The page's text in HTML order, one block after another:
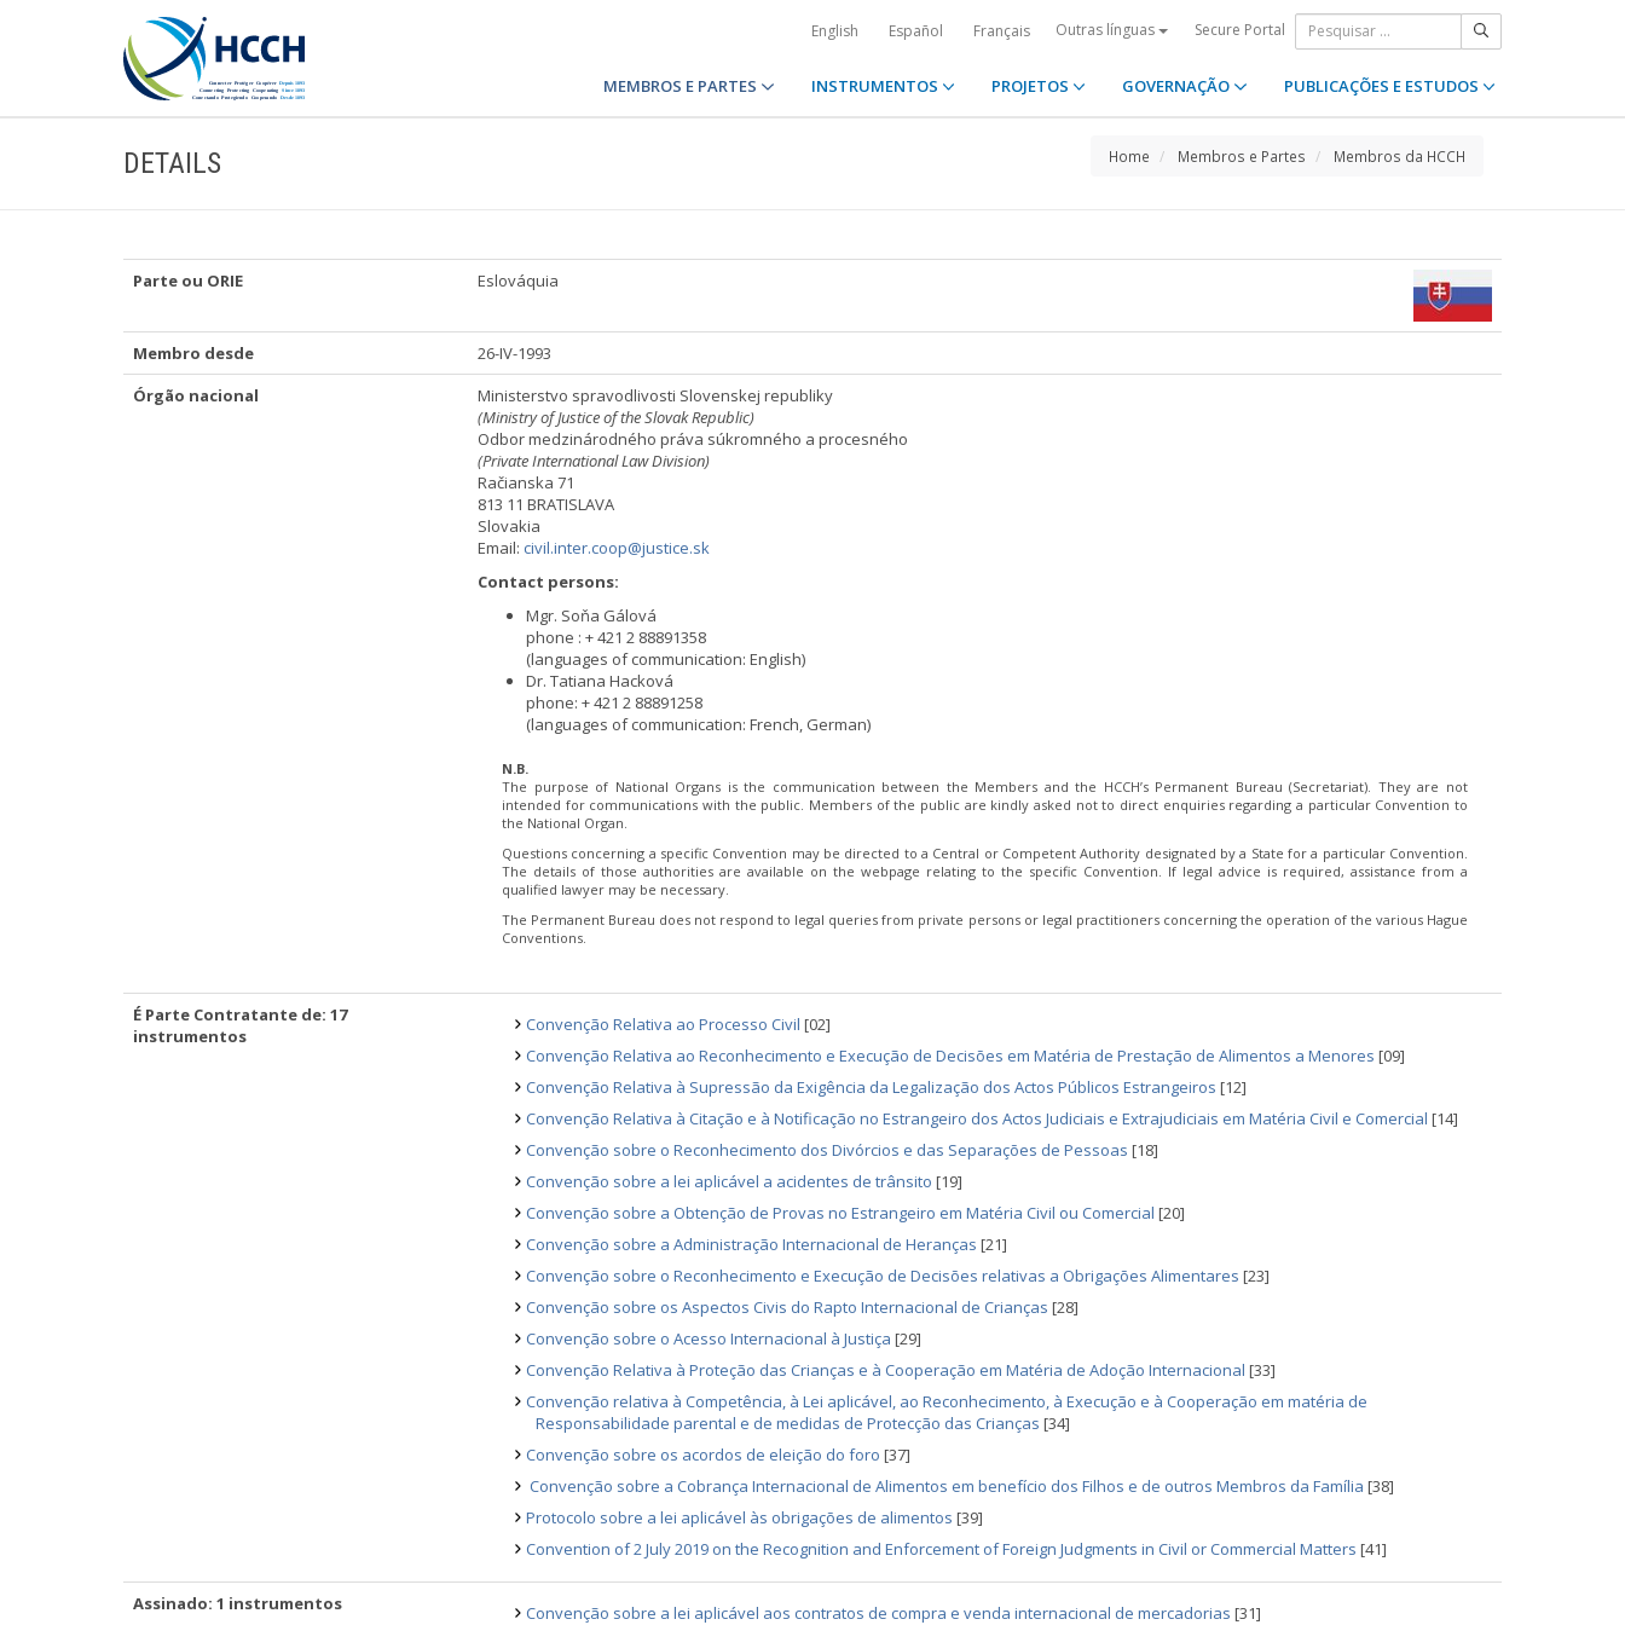
English Español Français Outras línguas Secure Portal
MEMBROS E PARTES INSTRUMENTOS PROJETOS GOVERNAÇÃO PUBLICAÇÕES E ESTUDOS
DETAILS Home Membros e Partes Membros da HCCH
Parte ou ORIE Eslováquia
Membro desde
26-IV-1993
Órgão nacional
Ministerstvo spravodlivosti Slovenskej republiky
(Ministry of Justice of the Slovak Republic)
Odbor medzinárodného práva súkromného a procesného
(Private International Law Division)
Račianska 71
813 11 BRATISLAVA
Slovakia
Email: civil.inter.coop@justice.sk
Contact persons:
Mgr. Soňa Gálová
phone : + 421 2 88891358
(languages of communication: English)
Dr. Tatiana Hacková
phone: + 421 2 88891258
(languages of communication: French, German)
N.B.
The purpose of National Organs is the communication between the Members and the HCCH’s Permanent Bureau (Secretariat). They are not
intended for communications with the public. Members of the public are kindly asked not to direct enquiries regarding a particular Convention to
the National Organ.
Questions concerning a specific Convention may be directed to a Central or Competent Authority designated by a State for a particular Convention.
The details of those authorities are available on the webpage relating to the specific Convention. If legal advice is required, assistance from a
qualified lawyer may be necessary.
The Permanent Bureau does not respond to legal queries from private persons or legal practitioners concerning the operation of the various Hague
Conventions.
É Parte Contratante de: 17
instrumentos
Convenção Relativa ao Processo Civil [02]
Convenção Relativa ao Reconhecimento e Execução de Decisões em Matéria de Prestação de Alimentos a Menores [09]
Convenção Relativa à Supressão da Exigência da Legalização dos Actos Públicos Estrangeiros [12]
Convenção Relativa à Citação e à Notificação no Estrangeiro dos Actos Judiciais e Extrajudiciais em Matéria Civil e Comercial [14]
Convenção sobre o Reconhecimento dos Divórcios e das Separações de Pessoas [18]
Convenção sobre a lei aplicável a acidentes de trânsito [19]
Convenção sobre a Obtenção de Provas no Estrangeiro em Matéria Civil ou Comercial [20]
Convenção sobre a Administração Internacional de Heranças [21]
Convenção sobre o Reconhecimento e Execução de Decisões relativas a Obrigações Alimentares [23]
Convenção sobre os Aspectos Civis do Rapto Internacional de Crianças [28]
Convenção sobre o Acesso Internacional à Justiça [29]
Convenção Relativa à Proteção das Crianças e à Cooperação em Matéria de Adoção Internacional [33]
Convenção relativa à Competência, à Lei aplicável, ao Reconhecimento, à Execução e à Cooperação em matéria de
Responsabilidade parental e de medidas de Protecção das Crianças [34]
Convenção sobre os acordos de eleição do foro [37]
Convenção sobre a Cobrança Internacional de Alimentos em benefício dos Filhos e de outros Membros da Família [38]
Protocolo sobre a lei aplicável às obrigações de alimentos [39]
Convention of 2 July 2019 on the Recognition and Enforcement of Foreign Judgments in Civil or Commercial Matters [41]
Assinado: 1 instrumentos Convenção sobre a lei aplicável aos contratos de compra e venda internacional de mercadorias [31]